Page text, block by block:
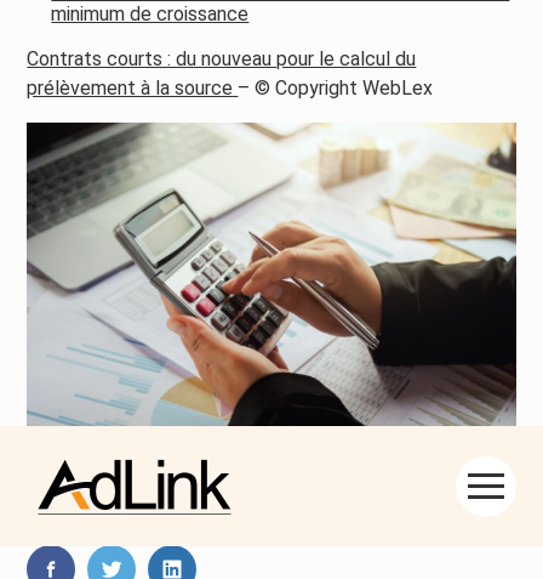
Aller
au
minimum de croissance
Contrats courts : du nouveau pour le calcul du
prélèvement à la source – © Copyright WebLex
Partager :